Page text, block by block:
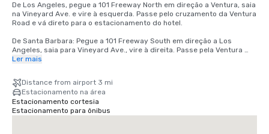
De Los Angeles, pegue a 101 Freeway North em direção a Ventura, saia
na Vineyard Ave. e vire à esquerda. Passe pelo cruzamento da Ventura
Road e vá direto para o estacionamento do hotel.
De Santa Barbara: Pegue a 101 Freeway South em direção a Los
Angeles, saia para Vineyard Ave., vire à direita. Passe pela Ventura
Road e entre no estacionamento à direita.
Ler mais
Distance from airport 3 mi
Estacionamento na área
Estacionamento cortesia
Estacionamento para ônibus